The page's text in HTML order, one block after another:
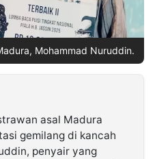
Mohammad Nuruddin.
asal Madura
gemilang di kancah
penyair yang